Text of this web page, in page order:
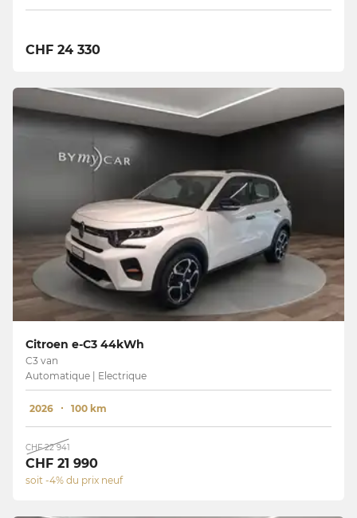
CHF 24 330
Citroen e-C3 44kWh
C3 van
Automatique | Electrique
2026 100 km
CHF 22 941
CHF 21 990
soit -4% du prix neuf